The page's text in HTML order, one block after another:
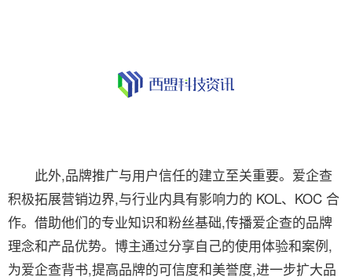
此外,品牌推广与用户信任的建立至关重要。爱企查
积极拓展营销边界,与行业内具有影响力的 KOL、KOC 合
作。借助他们的专业知识和粉丝基础,传播爱企查的品牌
理念和产品优势。博主通过分享自己的使用体验和案例,
为爱企查背书,提高品牌的可信度和美誉度,进一步扩大品